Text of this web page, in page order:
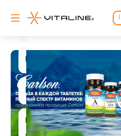
1
Кальции
Кальций
для
2